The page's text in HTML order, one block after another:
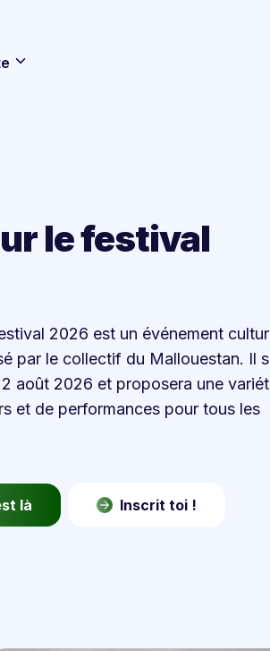
le festival
2026 est un événement
par le collectif du Mallouestan. Il
août 2026 et proposera une
et de performances pour tous les
là Inscrit toi !